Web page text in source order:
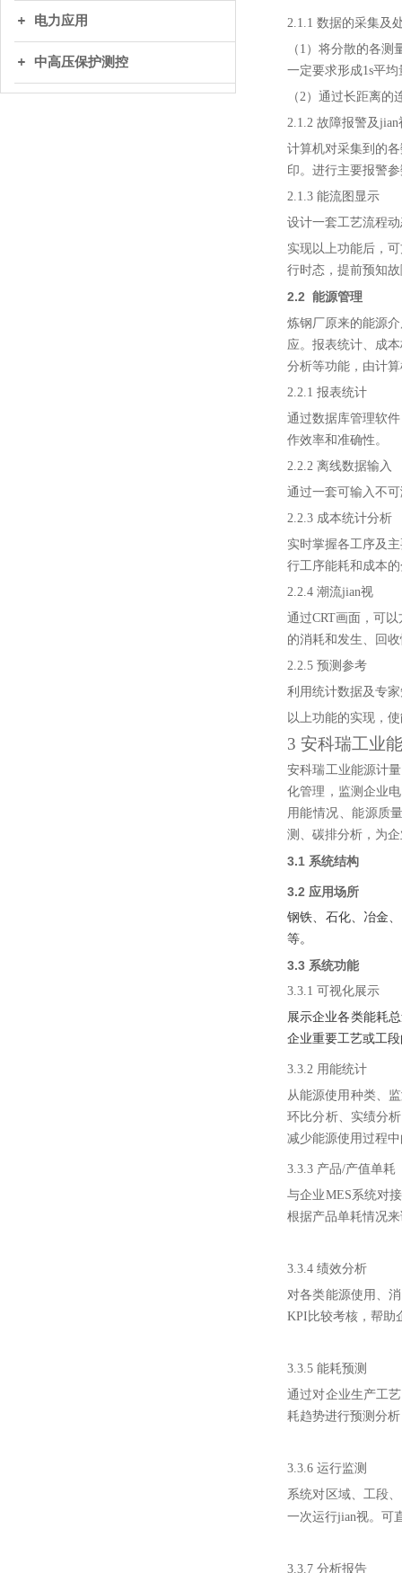
电力应用
中高压保护测控
2.1.1 数据的采集及
（1）将分散的各
一定要求形成1s平
（2）通过长距离
2.1.2 故障报警及jian
计算机对采集到的
印。进行主要报警
2.1.3 能流图显示
设计一套工艺流程
实现以上功能后，
行时态，提前预知
2.2 能源管理
炼钢厂原来的能源
应。报表统计、成
分析等功能，由计
2.2.1 报表统计
通过数据库管理软
作效率和准确性。
2.2.2 离线数据输入
通过一套可输入不
2.2.3 成本统计分析
实时掌握各工序及
行工序能耗和成本
2.2.4 潮流jian视
通过CRT画面，可
的消耗和发生、回
2.2.5 预测参考
利用统计数据及专
以上功能的实现，
3 安科瑞工业
安科瑞工业能源计
化管理，监测企业
用能情况、能源质
测、碳排分析 ， 为
3.1 系统结构
3.2 应用场所
钢铁、石化、冶金
等。
3.3 系统功能
3.3.1 可视化展示
展示企业各类能耗
企业重要工艺或工
3.3.2 用能统计
从能源使用种类、
环比分析、实绩分
减少能源使用过程
3.3.3 产品/产值单耗
与企业MES系统对
根据产品单耗情况
3.3.4 绩效分析
对各类能源使用、
KPI比较考核，帮助
3.3.5 能耗预测
通过对企业生产工
耗趋势进行预测分
3.3.6 运行监测
系统对区域、工段
一次运行jian视。可
3.3.7 分析报告